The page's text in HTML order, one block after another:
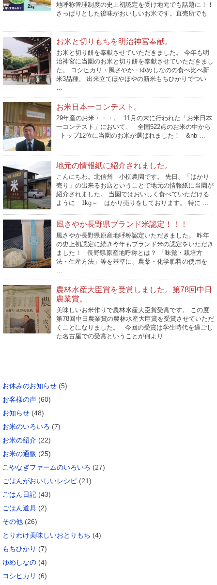
地呼称管理制度の史上初認定を受け地元でも話題に！！
さっぱりとした後味がおいしいお米です。直売所でも
…
お米と切りもちを明治神宮奉献。
お米と切り餅を奉献させていただきました。 今年も明
治神宮に当園のお米と切り餅を奉献させていただきまし
た。 コシヒカリ・風さやか・ゆめしなのの食べ比べ新
米3品種。 出来立てほやほやの新米もちひかりでつい
…
お米日本一コンテスト。
29年産のお米・・・。 11月の末に行われた「お米日本
一コンテスト」において、 全国522点のお米の中から
トップ12位に当園のお米が選ばれました！ &nb …
地元の情報紙に紹介されました。
こんにちわ。北信州 小柳農園です。 先日、「はかり
売り」の出来るお店ということで地元の情報紙に当園が
紹介されました。 当園ではおいしく食べていただける
ように 1kg～ はかり売りをしております。 特に …
風さやか長野県ブランド米認定！！！
風さやか長野県原産地呼称認定いただきました。 昨年
の史上初認定に続き今年もブランド米の認定をいただき
ました！ 長野県原産地呼称とは？ 「味覚・栽培方
法・生産方法」等を基準に、農薬・化学肥料の使用を
…
農林水産大臣賞を受賞しました。第78回中日
農業賞。
美味しいお米作りで農林水産大臣賞受賞です。 この度
第78回中日農業賞の農林水産大臣賞を受賞させていただ
くことになりました。 今回の受賞は学生時代を過ごし
た名古屋での受賞ということが何より …
お休みのお知らせ (5)
お客様の声 (60)
お知らせ (48)
お米のいろいろ (7)
お米の紹介 (22)
お米の通販 (25)
こやなぎファームのいろいろ (27)
ごはんがおいしいレシピ (21)
ごはん日記 (43)
ごはん道具 (2)
その他 (26)
とりわけ美味しいおとりもち (4)
もちひかり (7)
ゆめしなの (4)
コシヒカリ (6)